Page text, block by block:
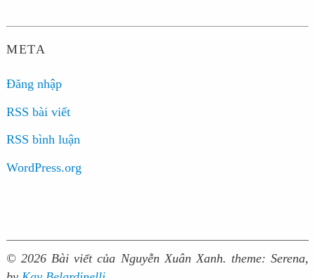
META
Đăng nhập
RSS bài viết
RSS bình luận
WordPress.org
© 2026 Bài viết của Nguyễn Xuân Xanh. theme: Serena,